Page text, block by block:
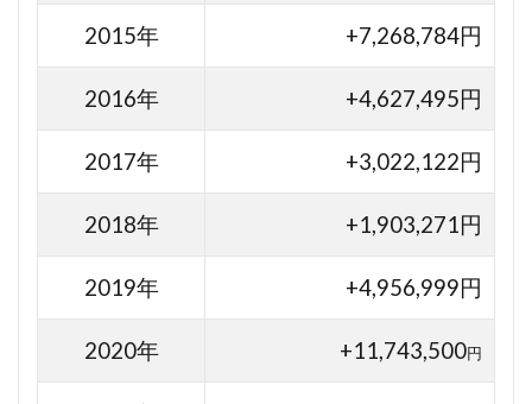
2015年 +7,268,784円
2016年 +4,627,495円
2017年 +3,022,122円
2018年 +1,903,271円
2019年 +4,956,999円
2020年 +11,743,500円